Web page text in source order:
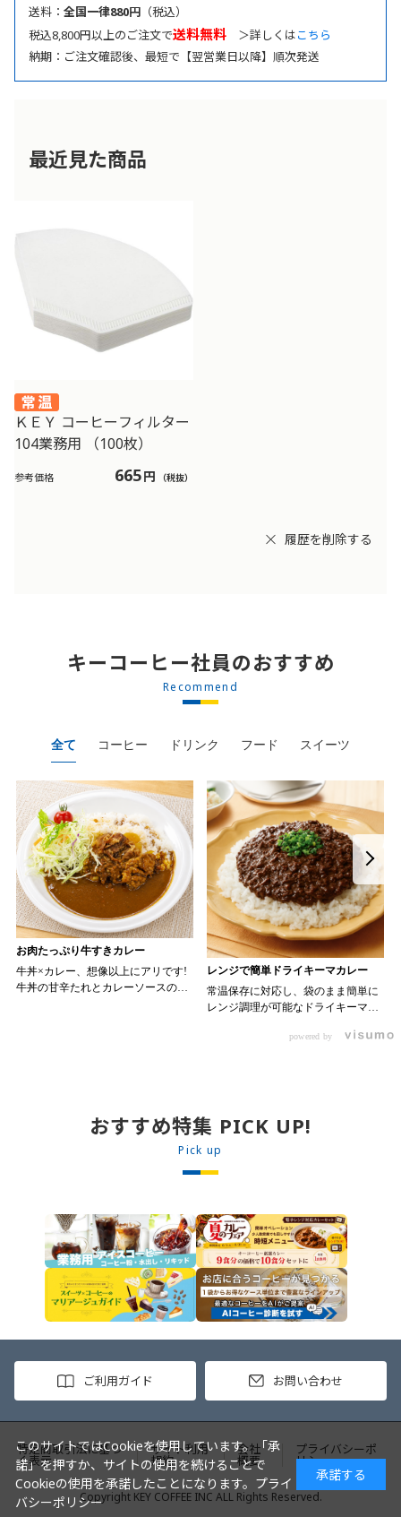
送料： 全国一律880円 （税込）
税込8,800円以上のご注文で送料無料 ＞詳しくはこちら
納期：ご注文確認後、最短で【翌営業日以降】順次発送
最近見た商品
ＫＥＹ コーヒーフィルター
104業務用 （100枚）
参考価格 665円 （税抜）
履歴を削除する
キーコーヒー社員のおすすめ
Recommend
全て コーヒー ドリンク フード スイーツ
お肉たっぷり牛すきカレー
牛丼×カレー、想像以上にアリです!
牛丼の甘辛たれとカレーソースのス
丼の素を中央にのせます。 3. 手前
からカレーソースをかけ、サラダを
盛りつけます。 ※牛丼の素のたれを
レンジで簡単ドライキーマカレー
常温保存に対応し、袋のまま簡単に
レンジ調理が可能なドライキーマカ
オリジナルメニューにアレンジも可
powered by
おすすめ特集 PICK UP!
Pick up
ご利用ガイド お問い合わせ
特定商取引法に基づ
く表示
サイト利用
規約
会社
概要
プライバシーポ
リシー
Copyright KEY COFFEE INC ALL Rights Reserved.
このサイトではCookieを使用しています。「承
諾」を押すか、サイトの使用を続けることで
Cookieの使用を承諾したことになります。 プライ
バシーポリシー
承諾する